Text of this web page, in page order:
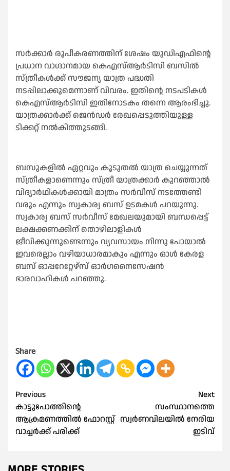
സര്‍ക്കാര്‍ രൂപീകരണത്തിന് ശേഷം യുഡിഎഫിന്റെ
പ്രധാന വാഗ്ദാനമായ കെഎസ്‌ആര്‍ടിസി ബസില്‍
സ്ത്രീകള്‍ക്ക് സൗജന്യ യാത്ര പദ്ധതി
നടപ്പിലാക്കുമെന്നാണ് വിവരം. ഇതിന്റെ നടപടികള്‍
കെഎസ്‌ആര്‍ടിസി ഇതിനോടകം തന്നെ ആരംഭിച്ചു.
യാത്രക്കാര്‍ക്ക് ജെന്‍ഡര്‍ രേഖപ്പെടുത്തിയുള്ള
ടിക്കറ്റ് നല്‍കിത്തുടങ്ങി.
ബസുകളില്‍ ഏറ്റവും കൂടുതല്‍ യാത്ര ചെയ്യുന്നത്
സ്ത്രീകളാണെന്നും സ്ത്രീ യാത്രക്കാര്‍ കുറഞ്ഞാല്‍
വിദ്യാര്‍ഥികള്‍ക്കായി മാത്രം സര്‍വീസ് നടത്തേണ്ടി
വരും എന്നും സ്വകാര്യ ബസ് ഉടമകള്‍ പറയുന്നു.
സ്വകാര്യ ബസ് സര്‍വീസ് മേഖലയുമായി ബന്ധപ്പെട്ട്
ലക്ഷക്കണക്കിന് തൊഴിലാളികള്‍
ജീവിക്കുന്നുണ്ടെന്നും വ്യവസായം നിന്നു പോയാല്‍
ഇവരെല്ലാം വഴിയാധാരമാകും എന്നും ഓള്‍ കേരള
ബസ് ഓപ്പറേറ്റേഴ്‌സ് ഓര്‍ഗനൈസേഷന്‍
ഭാരവാഹികള്‍ പറഞ്ഞു.
Share
Post
navigation
Previous
കാട്ടുപോത്തിന്റെ
ആക്രമണത്തിൽ ഫോറസ്റ്റ്
വാച്ചർക്ക് പരിക്ക്
Next
സംസ്ഥാനത്തെ
സ്വര്‍ണവിലയില്‍ നേരിയ
ഇടിവ്